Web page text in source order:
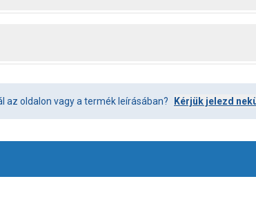
az oldalon vagy a termék leírásában? Kérjük jelezd